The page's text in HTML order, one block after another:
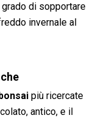
grado di sopportare
invernale al
più ricercate
antico, e il